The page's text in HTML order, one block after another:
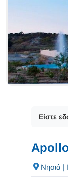
Είστε
Νησιά |